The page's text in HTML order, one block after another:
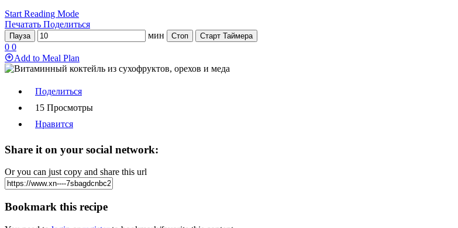
Start Reading Mode
Печатать Поделиться
Пауза мин Стоп Старт Таймера
0 0
Add to Meal Plan
Поделиться
15 Просмотры
Нравится
Share it on your social network:
Or you can just copy and share this url
Bookmark this recipe